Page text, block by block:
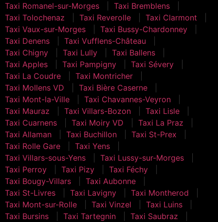
Taxi Romanel-sur-Morges
Taxi Bremblens
Taxi Tolochenaz
Taxi Reverolle
Taxi Clarmont
Taxi Vaux-sur-Morges
Taxi Bussy-Chardonney
Taxi Denens
Taxi Vufflens-Château
Taxi Chigny
Taxi Lully
Taxi Ballens
Taxi Apples
Taxi Pampigny
Taxi Sévery
Taxi La Coudre
Taxi Montricher
Taxi Mollens VD
Taxi Bière Caserne
Taxi Mont-la-Ville
Taxi Chavannes-Veyron
Taxi Mauraz
Taxi Villars-Bozon
Taxi Lisle
Taxi Cuarnens
Taxi Moiry VD
Taxi La Praz
Taxi Allaman
Taxi Buchillon
Taxi St-Prex
Taxi Rolle Gare
Taxi Yens
Taxi Villars-sous-Yens
Taxi Lussy-sur-Morges
Taxi Perroy
Taxi Pizy
Taxi Féchy
Taxi Bougy-Villars
Taxi Aubonne
Taxi St-Livres
Taxi Lavigny
Taxi Montherod
Taxi Mont-sur-Rolle
Taxi Vinzel
Taxi Luins
Taxi Bursins
Taxi Tartegnin
Taxi Saubraz